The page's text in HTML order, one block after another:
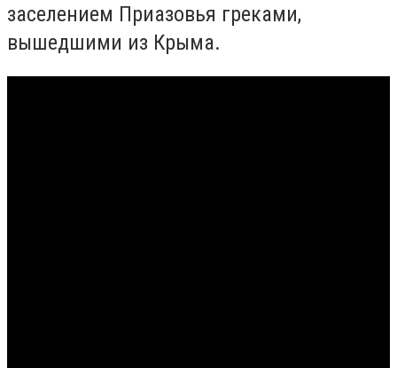
заселением Приазовья греками,
вышедшими из Крыма.